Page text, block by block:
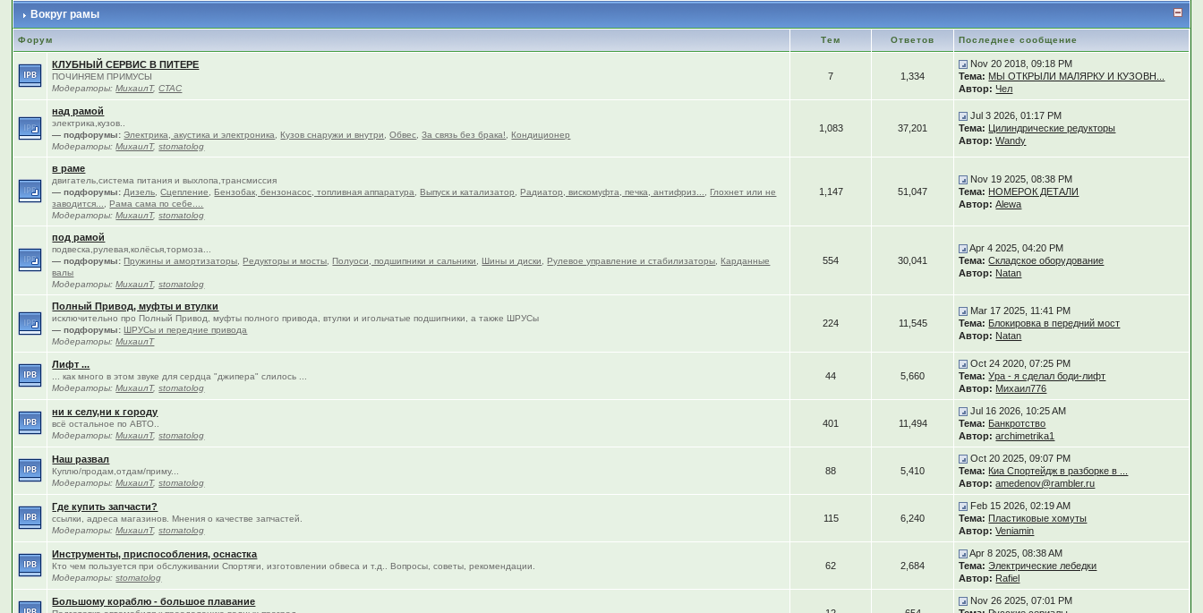
Вокруг рамы
Форум Тем Ответов Последнее сообщение
КЛУБНЫЙ СЕРВИС В ПИТЕРЕ
ПОЧИНЯЕМ ПРИМУСЫ
Модераторы:МихаилТ,CTAC
7 1,334
Nov 20 2018, 09:18 PM
Тема: МЫ ОТКРЫЛИ МАЛЯРКУ И КУЗОВН...
Автор: Чел
над рамой
электрика,кузов..
— подфорумы: Электрика, акустика и электроника ,Кузов снаружи и внутри ,Обвес ,За связь без брака! ,Кондиционер
Модераторы:МихаилТ,stomatolog
1,083 37,201
Jul 3 2026, 01:17 PM
Тема: Цилиндрические редукторы
Автор: Wandy
в раме
двигатель,система питания и выхлопа,трансмиссия
— подфорумы: Дизель ,Сцепление ,Бензобак, бензонасос, топливная аппаратура ,Выпуск и катализатор ,Радиатор, вискомуфта, печка, антифриз... ,Глохнет или не
заводится...
,Рама сама по себе....
Модераторы:МихаилТ,stomatolog
1,147 51,047
Nov 19 2025, 08:38 PM
Тема: НОМЕРОК ДЕТАЛИ
Автор: Alewa
под рамой
подвеска,рулевая,колёсья,тормоза...
— подфорумы: Пружины и амортизаторы ,Редукторы и мосты ,Полуоси, подшипники и сальники ,Шины и диски ,Рулевое управление и стабилизаторы ,Карданные
валы
Модераторы:МихаилТ,stomatolog
554 30,041
Apr 4 2025, 04:20 PM
Тема: Складское оборудование
Автор: Natan
Полный Привод, муфты и втулки
исключительно про Полный Привод, муфты полного привода, втулки и игольчатые подшипники, а также ШРУСы
— подфорумы: ШРУСы и передние привода
Модераторы:МихаилТ
224 11,545
Mar 17 2025, 11:41 PM
Тема: Блокировка в передний мост
Автор: Natan
Лифт ...
... как много в этом звуке для сердца "джипера" слилось ...
Модераторы:МихаилТ,stomatolog
44 5,660
Oct 24 2020, 07:25 PM
Тема: Ура - я сделал боди-лифт
Автор: Михаил776
ни к селу,ни к городу
всё остальное по АВТО..
Модераторы:МихаилТ,stomatolog
401 11,494
Jul 16 2026, 10:25 AM
Тема: Банкротство
Автор: archimetrika1
Наш развал
Куплю/продам,отдам/приму...
Модераторы:МихаилТ,stomatolog
88 5,410
Oct 20 2025, 09:07 PM
Тема: Киа Спортейдж в разборке в ...
Автор: amedenov@rambler.ru
Где купить запчасти?
ссылки, адреса магазинов. Мнения о качестве запчастей.
Модераторы:МихаилТ,stomatolog
115 6,240
Feb 15 2026, 02:19 AM
Тема: Пластиковые хомуты
Автор: Veniamin
Инструменты, приспособления, оснастка
Кто чем пользуется при обслуживании Спортяги, изготовлении обвеса и т.д.. Вопросы, советы, рекомендации.
Модераторы:stomatolog
62 2,684
Apr 8 2025, 08:38 AM
Тема: Электрические лебедки
Автор: Rafiel
Большому кораблю - большое плавание
Nov 26 2025, 07:01 PM